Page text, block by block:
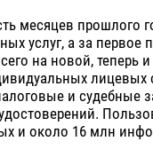
месяцев прошлого
услуг, а за
на новой,
лицевых
и судебные
и около 16 млн